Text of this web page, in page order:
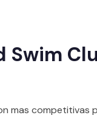
Swim
mas competitivas